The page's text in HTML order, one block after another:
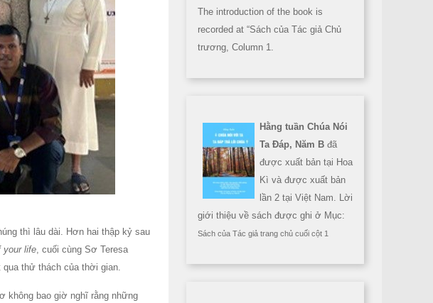
thì lâu dài. Hơn hai thập kỷ sau
your life , cuối cùng Sơ Teresa
thử thách của thời gian.
không bao giờ nghĩ rằng những
The introduction of the book is
recorded at “Sách của Tác giả Chủ
trương, Column 1.
Hằng tuần Chúa Nói
Ta Đáp, Năm B đã
được xuất bản tại Hoa
Kì và được xuất bản
lần 2 tại Việt Nam. Lời
giới thiệu về sách được ghi ở Mục:
Sách của Tác giả trang chủ cuối cột 1